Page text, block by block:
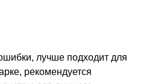
лучше подходит для
рекомендуется